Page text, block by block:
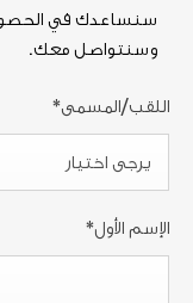
سنساعدك في الحصول
وسنتواصل معك.
اللقب/المسمى*
يرجى اختيار
الإسم الأول*